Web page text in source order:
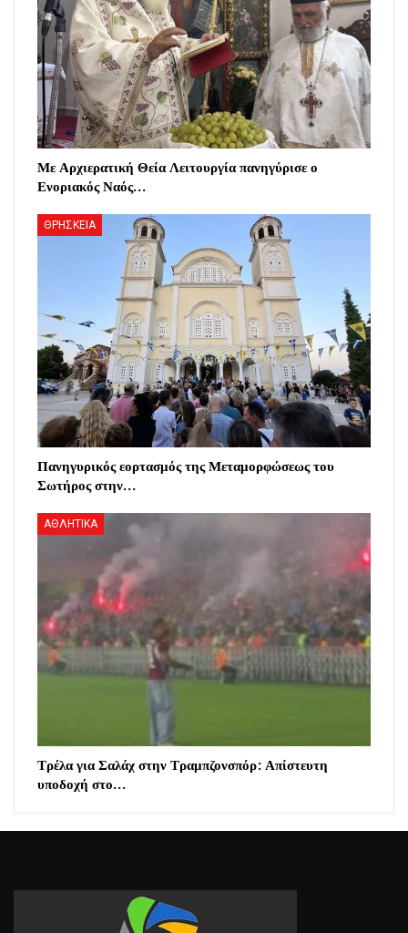
Με Αρχιερατική Θεία Λειτουργία πανηγύρισε ο
Ενοριακός Ναός…
ΘΡΗΣΚΕΙΑ
Πανηγυρικός εορτασμός της Μεταμορφώσεως του
Σωτήρος στην…
ΑΘΛΗΤΙΚΑ
Τρέλα για Σαλάχ στην Τραμπζονσπόρ: Απίστευτη
υποδοχή στο…